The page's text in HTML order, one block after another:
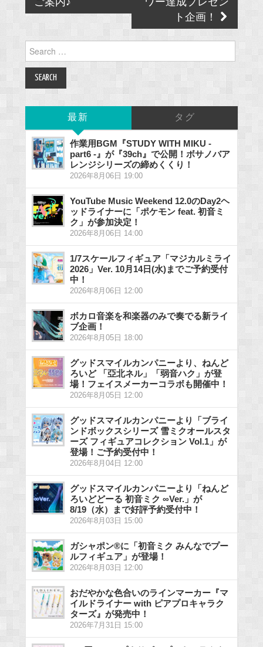
ご案内♪
ワー達成プレゼン
ト企画！
for:
最新 タグ
作業用BGM『STUDY WITH MIKU -
part6 -』が『39ch』で公開！ボサノバア
レンジシリーズの締めくくり！
2026年8月06日 19:00
YouTube Music Weekend 12.0のDay2ヘ
ッドライナーに「ポケモン feat. 初音ミ
ク」が参加決定！
2026年8月06日 14:00
1/7スケールフィギュア「マジカルミライ
2026」Ver. 10月14日(水)までご予約受付
中！
2026年8月06日 12:00
ボカロ音楽を和楽器のみで奏でる新ライ
ブ企画！
2026年8月05日 18:00
グッドスマイルカンパニーより、ねんど
ろいど 「亞北ネル」「弱音ハク」が登
場！フェイスメーカーコラボも開催中！
2026年8月05日 12:00
グッドスマイルカンパニーより「ブライ
ンドボックスシリーズ 雪ミクオールスタ
ーズ フィギュアコレクション Vol.1」が
登場！ご予約受付中！
2026年8月04日 12:00
グッドスマイルカンパニーより「ねんど
ろいどどーる 初音ミク ∞Ver.」が
8/19（水）まで好評予約受付中！
2026年8月03日 15:00
ガシャポン®に「初音ミク みんなでプー
ルフィギュア」が登場！
2026年8月03日 12:00
おだやかな色合いのラインマーカー『マ
イルドライナー with ピアプロキャラク
ターズ』が発売中！
2026年7月31日 15:00